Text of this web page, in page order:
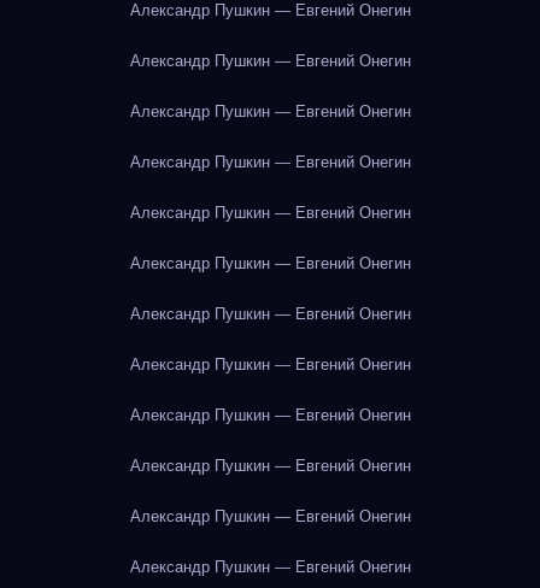
Александр Пушкин — Евгений Онегин
Александр Пушкин — Евгений Онегин
Александр Пушкин — Евгений Онегин
Александр Пушкин — Евгений Онегин
Александр Пушкин — Евгений Онегин
Александр Пушкин — Евгений Онегин
Александр Пушкин — Евгений Онегин
Александр Пушкин — Евгений Онегин
Александр Пушкин — Евгений Онегин
Александр Пушкин — Евгений Онегин
Александр Пушкин — Евгений Онегин
Александр Пушкин — Евгений Онегин